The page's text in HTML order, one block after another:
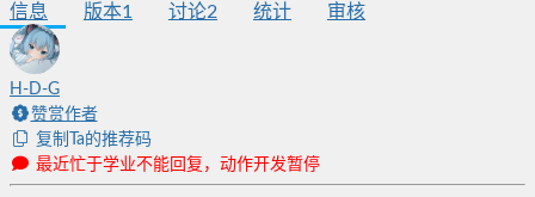
信息 版本1 讨论2 统计 审核
H-D-G
赞赏作者
复制Ta的推荐码
最近忙于学业不能回复，动作开发暂停